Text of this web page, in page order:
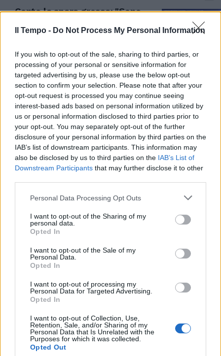
Il Tempo - Do Not Process My Personal Information
If you wish to opt-out of the sale, sharing to third parties, or
processing of your personal or sensitive information for
targeted advertising by us, please use the below opt-out
section to confirm your selection. Please note that after your
opt-out request is processed you may continue seeing
interest-based ads based on personal information utilized by
us or personal information disclosed to third parties prior to
your opt-out. You may separately opt-out of the further
disclosure of your personal information by third parties on the
IAB’s list of downstream participants. This information may
also be disclosed by us to third parties on the IAB’s List of
Downstream Participants that may further disclose it to other
Personal Data Processing Opt Outs
I want to opt-out of the Sharing of my
personal data.
Opted In
I want to opt-out of the Sale of my
Personal Data.
Opted In
I want to opt-out of processing my
Personal Data for Targeted Advertising.
Opted In
I want to opt-out of Collection, Use,
Retention, Sale, and/or Sharing of my
Personal Data that Is Unrelated with the
Purposes for which it was collected.
Opted Out
Conte la spara grossa: "Sono
lo fa infuriare
PATRON TESLA
Musk si fa il partito. La
rivelazione di Stroppa e il
retroscena: scontri con la
politica romana
05/07/2025
LEADER DEM
Prodi sulla Schlein, in tv cala il
gelo
SCENARI INQUIETANTI
Fine della guerra? De Bertoli: "La
geopolitica va dalla parte di
Putin"
26/12/2024
IN ONDA
Migranti, il solito refrain anti-
governo di Landini: "Campagna
elettorale"